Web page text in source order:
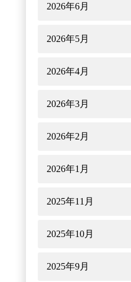
2026年6月
2026年5月
2026年4月
2026年3月
2026年2月
2026年1月
2025年11月
2025年10月
2025年9月